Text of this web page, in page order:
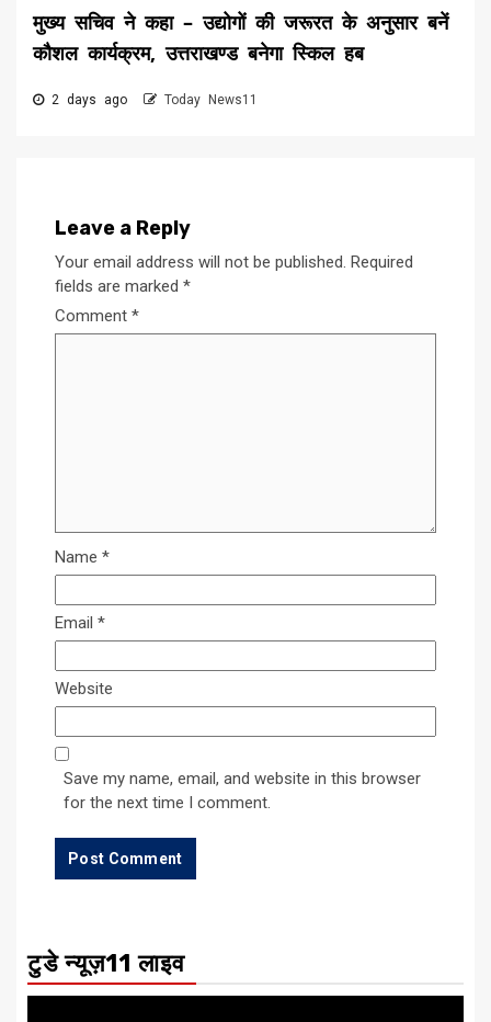
मुख्य सचिव ने कहा – उद्योगों की जरूरत के अनुसार बनें
कौशल कार्यक्रम, उत्तराखण्ड बनेगा स्किल हब
2 days ago Today News11
Leave a Reply
Your email address will not be published. Required
fields are marked *
Comment *
Name *
Email *
Website
Save my name, email, and website in this browser
for the next time I comment.
टुडे न्यूज़11 लाइव